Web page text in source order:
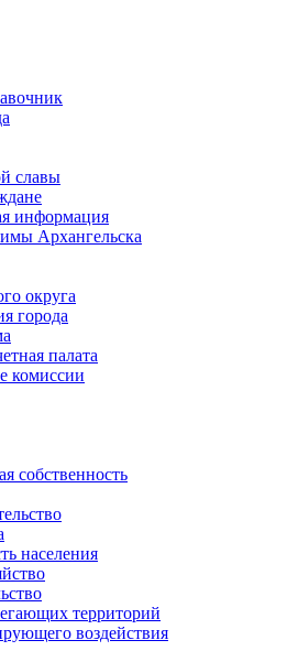
славы
информация
Архангельска
округа
города
палата
комиссии
собственность
населения
территорий
воздействия